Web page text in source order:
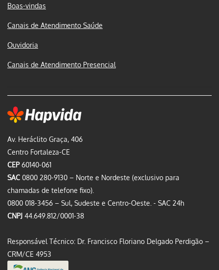
Av. Heráclito Graça, 406
Centro Fortaleza-CE
CEP60140-061
SAC 0800 280-9130 – Norte e Nordeste (exclusivo para
chamadas de telefone fixo).
0800 018-3456 – Sul, Sudeste e Centro-Oeste. - SAC 24h
CNPJ 44.649.812/0001-38
Responsável Técnico: Dr. Francisco Floriano Delgado Perdigão –
CRM/CE 4953
Boas-vindas
Canais de Atendimento Saúde
Ouvidoria
Canais de Atendimento Presencial